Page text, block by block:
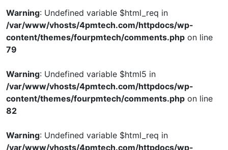
Warning: Undefined variable $html_req in
/var/www/vhosts/4pmtech.com/httpdocs/wp-
content/themes/fourpmtech/comments.php on line
79
Warning: Undefined variable $html5 in
/var/www/vhosts/4pmtech.com/httpdocs/wp-
content/themes/fourpmtech/comments.php on line
82
Warning: Undefined variable $html_req in
/var/www/vhosts/4pmtech.com/httpdocs/wp-